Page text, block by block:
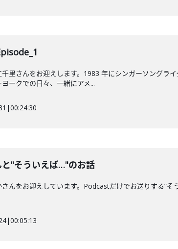
里さんをお迎えします。1983 年にシンガーソングラ
ークでの日々、一緒にアメ...
|00:24:30
"そういえば…"のお話
んをお迎えしています。Podcastだけでお送りする”
|00:05:13